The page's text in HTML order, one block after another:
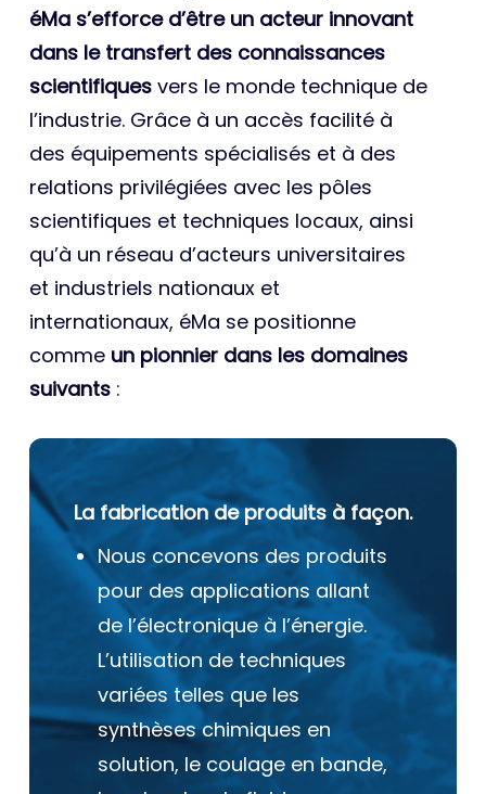
éMa s’efforce d’être un acteur innovant
dans le transfert des connaissances
scientifiques vers le monde technique de
l’industrie. Grâce à un accès facilité à
des équipements spécialisés et à des
relations privilégiées avec les pôles
scientifiques et techniques locaux, ainsi
qu’à un réseau d’acteurs universitaires
et industriels nationaux et
internationaux, éMa se positionne
comme un pionnier dans les domaines
suivants :
La fabrication de produits à façon.
Nous concevons des produits
pour des applications allant
de l’électronique à l’énergie.
L’utilisation de techniques
variées telles que les
synthèses chimiques en
solution, le coulage en bande,